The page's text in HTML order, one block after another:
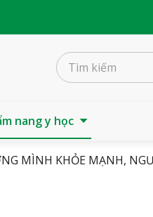
nang y học
MÌNH KHỎE MẠNH,